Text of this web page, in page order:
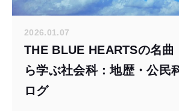
2026.01.07
THE BLUE HEARTSの名曲
ら学ぶ社会科：地歴・公民
ログ